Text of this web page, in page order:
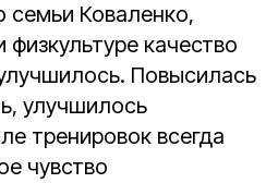
Коваленко,
физкультуре качество
Повысилась
улучшилось
тренировок всегда
чувство